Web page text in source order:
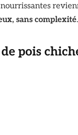
nourrissantes
sans complexité.
pois